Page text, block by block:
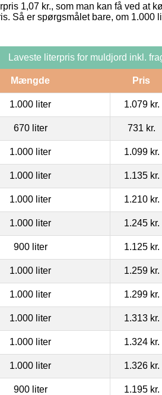
1,07 kr., som man kan få ved at
Så er spørgsmålet bare, om 1.000
Laveste literpris for muldjord inkl.
Mængde Pris
1.000 liter 1.079 kr.
670 liter 731 kr.
1.000 liter 1.099 kr.
1.000 liter 1.135 kr.
1.000 liter 1.210 kr.
1.000 liter 1.245 kr.
900 liter 1.125 kr.
1.000 liter 1.259 kr.
1.000 liter 1.299 kr.
1.000 liter 1.313 kr.
1.000 liter 1.324 kr.
1.000 liter 1.326 kr.
900 liter 1.195 kr.